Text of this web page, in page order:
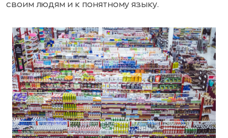
своим людям и к понятному языку.